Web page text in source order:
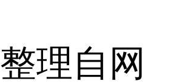
理自网